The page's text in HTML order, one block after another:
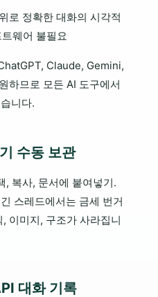
로 정확한 대화의 시각적
웨어 불필요
Claude, Gemini,
하므로 모든 AI 도구에서
니다.
수동 보관
, 복사, 문서에 붙여넣기.
스레드에서는 금세 번거
이미지, 구조가 사라집니
대화 기록